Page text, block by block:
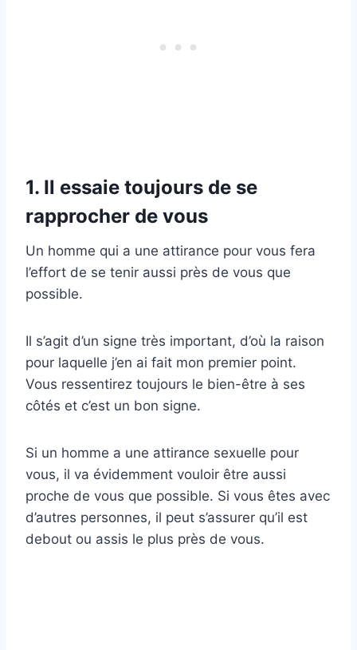
1. Il essaie toujours de se
rapprocher de vous
Un homme qui a une attirance pour vous fera
l’effort de se tenir aussi près de vous que
possible.
Il s’agit d’un signe très important, d’où la raison
pour laquelle j’en ai fait mon premier point.
Vous ressentirez toujours le bien-être à ses
côtés et c’est un bon signe.
Si un homme a une attirance sexuelle pour
vous, il va évidemment vouloir être aussi
proche de vous que possible. Si vous êtes avec
d’autres personnes, il peut s’assurer qu’il est
debout ou assis le plus près de vous.